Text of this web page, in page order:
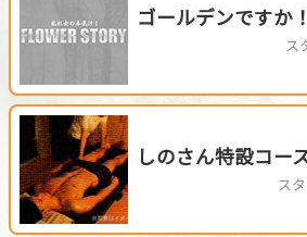
ゴールデンですか！
ス
しのさん特設コー
ス